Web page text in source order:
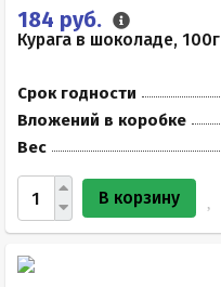
184 руб.
Курага в шоколаде, 100г
Срок годности
Вложений в коробке
Вес
В корзину